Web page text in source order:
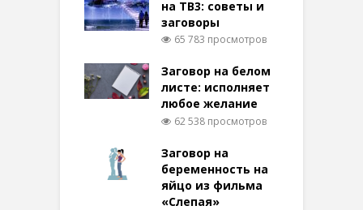
на ТВ3: советы и
заговоры
65 783 просмотров
Заговор на белом
листе: исполняет
любое желание
62 538 просмотров
Заговор на
беременность на
яйцо из фильма
«Слепая»